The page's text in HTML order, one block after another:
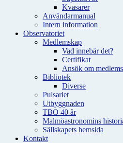
Kvasarer
Användarmanual
Intern information
Observatoriet
Medlemskap
Vad innebär det?
Certifikat
Ansök om
Bibliotek
Diverse
Pulsariet
Utbyggnaden
TBO 40 år
Malmöastronomins
Sällskapets hemsida
Kontakt